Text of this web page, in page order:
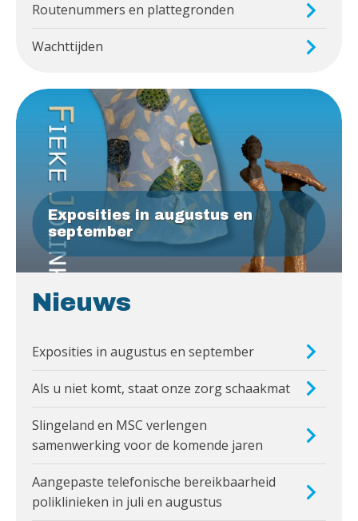
Routenummers en plattegronden
Wachttijden
Exposities in augustus en
september
Nieuws
Exposities in augustus en september
Als u niet komt, staat onze zorg schaakmat
Slingeland en MSC verlengen
samenwerking voor de komende jaren
Aangepaste telefonische bereikbaarheid
poliklinieken in juli en augustus